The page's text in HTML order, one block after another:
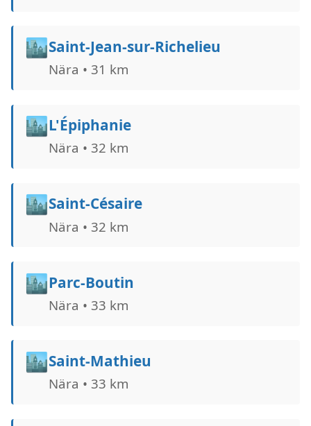
🏙️Saint-Jean-sur-Richelieu
Nära • 31 km
🏙️L'Épiphanie
Nära • 32 km
🏙️Saint-Césaire
Nära • 32 km
🏙️Parc-Boutin
Nära • 33 km
🏙️Saint-Mathieu
Nära • 33 km